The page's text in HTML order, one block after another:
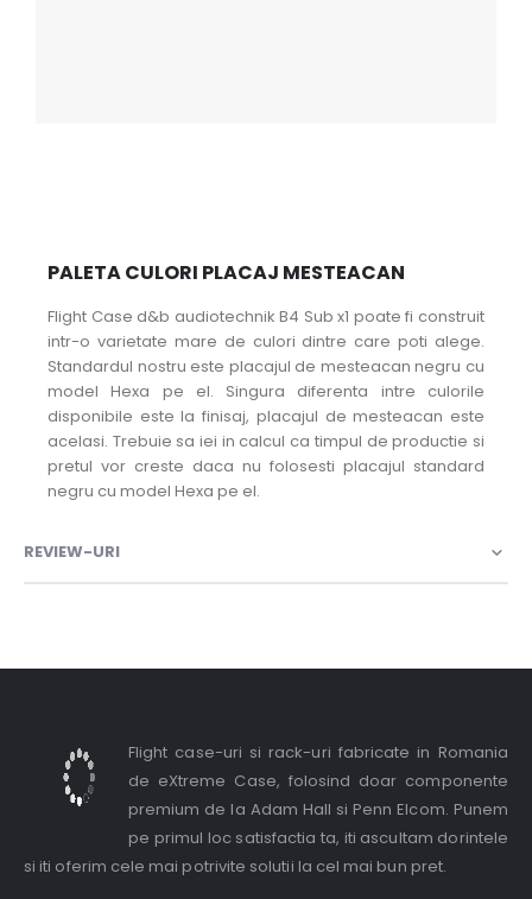
PALETA CULORI PLACAJ MESTEACAN
Flight Case d&b audiotechnik B4 Sub x1 poate fi construit
intr-o varietate mare de culori dintre care poti alege.
Standardul nostru este placajul de mesteacan negru cu
model Hexa pe el. Singura diferenta intre culorile
disponibile este la finisaj, placajul de mesteacan este
acelasi. Trebuie sa iei in calcul ca timpul de productie si
pretul vor creste daca nu folosesti placajul standard
negru cu model Hexa pe el.
REVIEW-URI
Flight case-uri si rack-uri fabricate in Romania
de eXtreme Case, folosind doar componente
premium de la Adam Hall si Penn Elcom. Punem
pe primul loc satisfactia ta, iti ascultam dorintele
si iti oferim cele mai potrivite solutii la cel mai bun pret.